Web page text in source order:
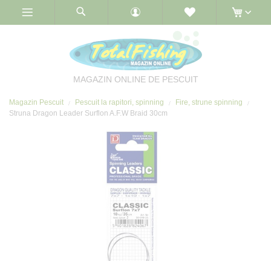
MAGAZIN ONLINE DE PESCUIT
Magazin Pescuit Pescuit la rapitori, spinning
Fire, strune spinning
Struna Dragon Leader Surflon A.F.W Braid 30cm